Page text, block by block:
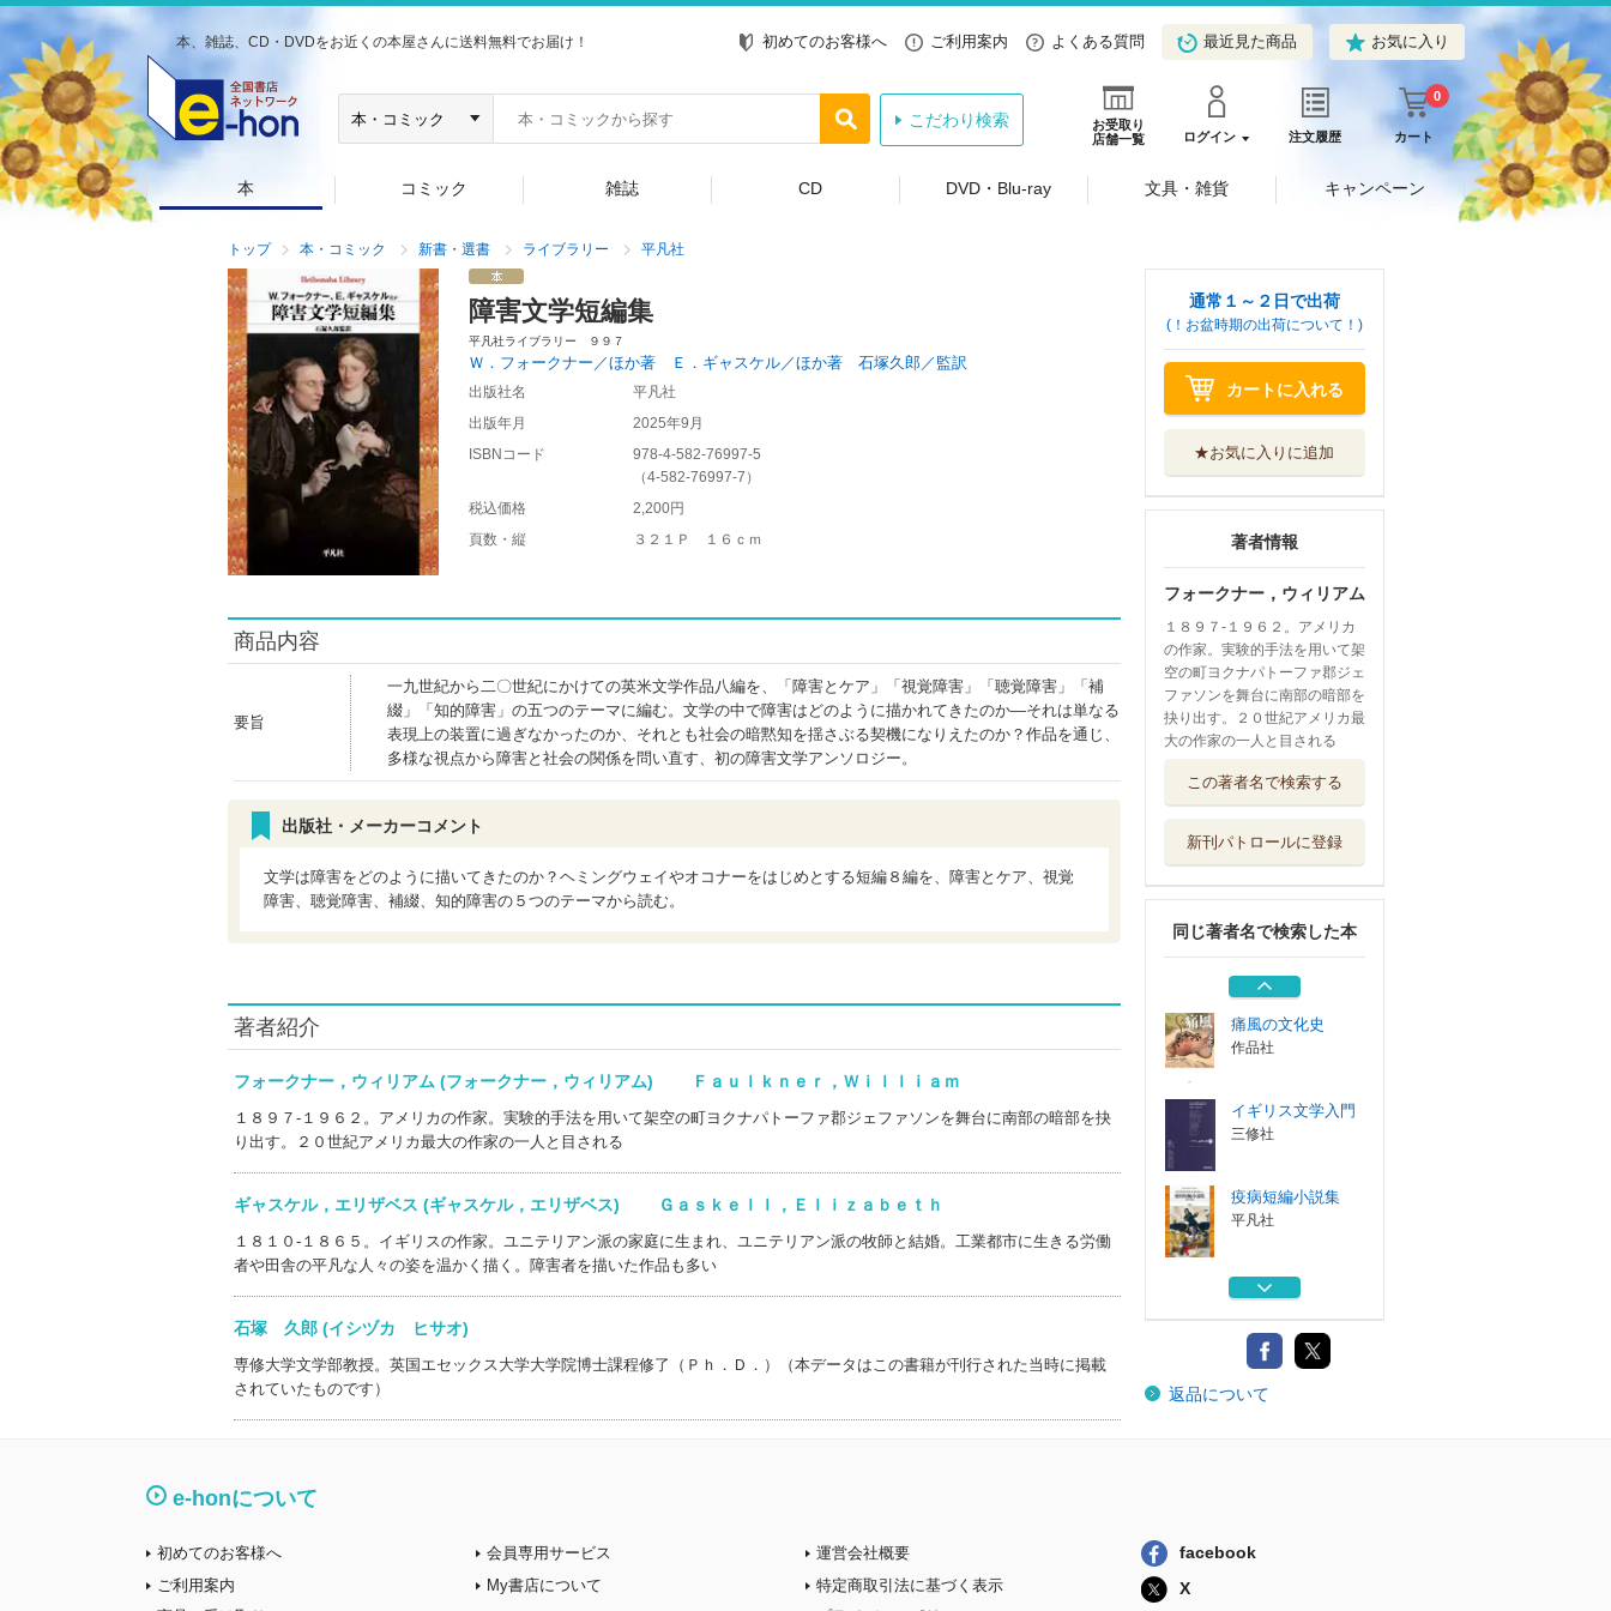
本、雑誌、CD・DVDをお近くの本屋さんに送料無料でお届け！ 初めてのお客様へ ご利用案内 よくある質問 最近見た商品 お気に入り
お受取り
店舗一覧
ログイン 注文履歴 カート
0
こだわり検索
本 コミック 雑誌 CD DVD・Blu-ray 文具・雑貨 キャンペーン
トップ 本・コミック 新書・選書 ライブラリー 平凡社
障害文学短編集
平凡社ライブラリー ９９７
Ｗ．フォークナー／ほか著 Ｅ．ギャスケル／ほか著 石塚久郎／監訳
出版社名
平凡社
出版年月
2025年9月
ISBNコード
978-4-582-76997-5
（4-582-76997-7 ）
税込価格
2,200円
頁数・縦
３２１Ｐ １６ｃｍ
商品内容
要旨
一九世紀から二〇世紀にかけての英米文学作品八編を、「障害とケア」「視覚障害」「聴覚障害」「補
綴」「知的障害」の五つのテーマに編む。文学の中で障害はどのように描かれてきたのか―それは単なる
表現上の装置に過ぎなかったのか、それとも社会の暗黙知を揺さぶる契機になりえたのか？作品を通じ、
多様な視点から障害と社会の関係を問い直す、初の障害文学アンソロジー。
出版社・メーカーコメント
文学は障害をどのように描いてきたのか？ヘミングウェイやオコナーをはじめとする短編８編を、障害とケア、視覚
障害、聴覚障害、補綴、知的障害の５つのテーマから読む。
著者紹介
フォークナー，ウィリアム (フォークナー，ウィリアム) Ｆａｕｌｋｎｅｒ，Ｗｉｌｌｉａｍ
１８９７‐１９６２。アメリカの作家。実験的手法を用いて架空の町ヨクナパトーファ郡ジェファソンを舞台に南部の暗部を抉
り出す。２０世紀アメリカ最大の作家の一人と目される
ギャスケル，エリザベス (ギャスケル，エリザベス) Ｇａｓｋｅｌｌ，Ｅｌｉｚａｂｅｔｈ
１８１０‐１８６５。イギリスの作家。ユニテリアン派の家庭に生まれ、ユニテリアン派の牧師と結婚。工業都市に生きる労働
者や田舎の平凡な人々の姿を温かく描く。障害者を描いた作品も多い
石塚 久郎 (イシヅカ ヒサオ)
専修大学文学部教授。英国エセックス大学大学院博士課程修了（Ｐｈ．Ｄ．）（本データはこの書籍が刊行された当時に掲載
されていたものです）
通常１～２日で出荷
(！お盆時期の出荷について！)
カートに入れる
★お気に入りに追加
著者情報
フォークナー，ウィリアム
１８９７‐１９６２。アメリカ
の作家。実験的手法を用いて架
空の町ヨクナパトーファ郡ジェ
ファソンを舞台に南部の暗部を
抉り出す。２０世紀アメリカ最
大の作家の一人と目される
この著者名で検索する
新刊パトロールに登録
同じ著者名で検索した本
平凡社
医療短編小説集
病短編小説集
平凡社
痛風の文化史
作品社
イギリス文学入門
三修社
疫病短編小説集
平凡社
医療短編小説集
病短編小説集
平凡社
イギリス文学入門
返品について
e-honについて
初めてのお客様へ
ご利用案内
会員専用サービス
My書店について
運営会社概要
特定商取引法に基づく表示
facebook
X